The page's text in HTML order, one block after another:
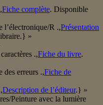
Fiche complète. Disponible
l’électronique/R .,Présentation
»
.,Fiche du livre.
des erreurs .,Fiche de
Description de l’éditeur.} »
Peinture avec la lumière